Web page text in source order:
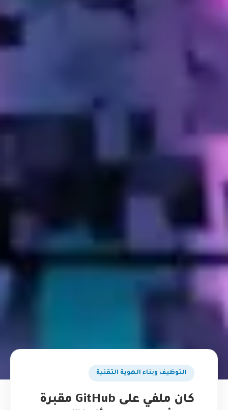
التوظيف وبناء الهوية التقنية
كان ملفي على GitHub مقبرة